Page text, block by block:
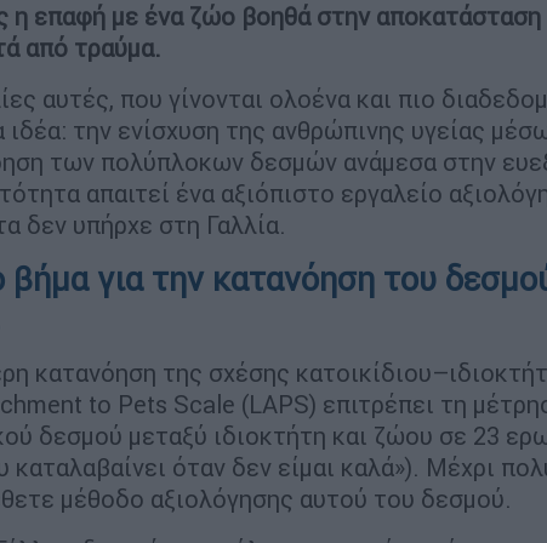
η επαφή με ένα ζώο βοηθά στην αποκατάσταση
από τραύμα.
αυτές, που γίνονται ολοένα και πιο
ιδέα: την ενίσχυση της ανθρώπινης υγείας
των πολύπλοκων δεσμών ανάμεσα στην
απαιτεί ένα αξιόπιστο εργαλείο
δεν υπήρχε στη Γαλλία.
για την κατανόηση του
κατανόηση της σχέσης
to Pets Scale (LAPS) επιτρέπει τη
δεσμού μεταξύ ιδιοκτήτη και ζώου σε 23
καταλαβαίνει όταν δεν είμαι καλά»). Μέχρι
μέθοδο αξιολόγησης αυτού του δεσμού.